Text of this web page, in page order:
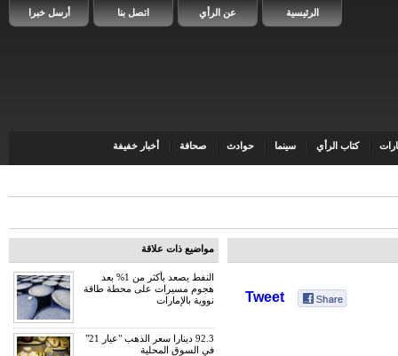
أرسل خبرا اتصل بنا عن الرأي الرئيسية
كتاب الرأي سينما حوادث صحافة أخبار خفيفة
Tweet
مواضيع ذات علاقة
النفط يصعد بأكثر من 1% بعد
هجوم مسيرات على محطة طاقة
نووية بالإمارات
92.3 دينارا سعر الذهب "عيار 21"
في السوق المحلية